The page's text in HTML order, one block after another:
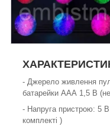
- Джерело живлення
батарейки ААА 1,5 В
- Напруга пристрою: 5 В
комплекті )